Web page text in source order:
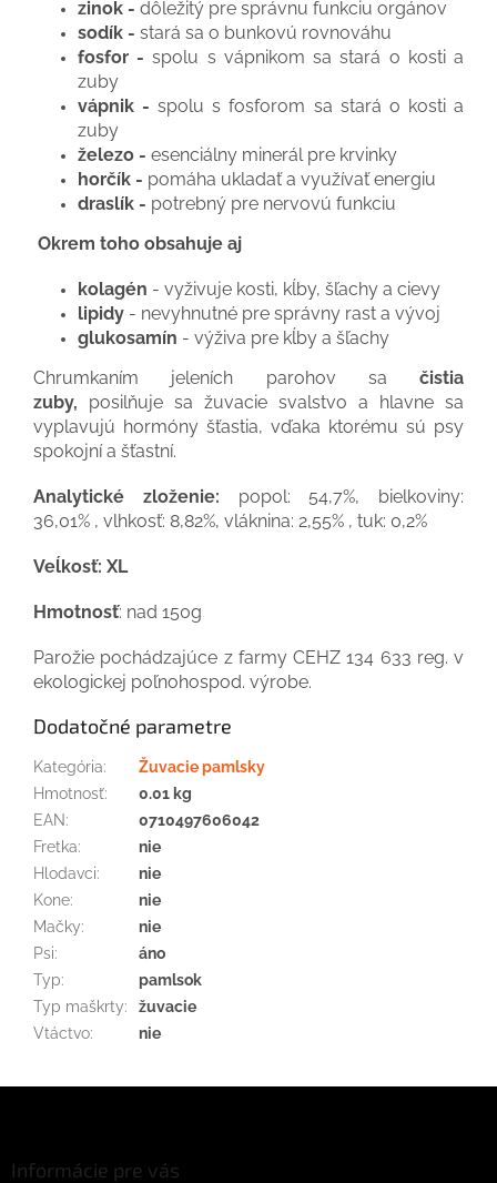
zinok - dôležitý pre správnu funkciu orgánov
sodík - stará sa o bunkovú rovnováhu
fosfor -spolu s vápnikom sa stará o kosti a
zuby
vápnik -spolu s fosforom sa stará o kosti a
zuby
železo - esenciálny minerál pre krvinky
horčík - pomáha ukladať a využívať energiu
draslík - potrebný pre nervovú funkciu
Okrem toho obsahuje aj
kolagén - vyživuje kosti, kĺby, šľachy a cievy
lipidy - nevyhnutné pre správny rast a vývoj
glukosamín - výživa pre kĺby a šľachy
Chrumkaním jeleních parohov sa čistia
zuby, posilňuje sa žuvacie svalstvo a hlavne sa
vyplavujú hormóny šťastia, vďaka ktorému sú psy
spokojní a šťastní.
Analytické zloženie: popol: 54,7%, bielkoviny:
36,01% , vlhkosť: 8,82%, vláknina: 2,55% , tuk: 0,2%
Veĺkosť: XL
Hmotnosť: nad 150g
Parožie pochádzajúce z farmy CEHZ 134 633 reg. v
ekologickej poľnohospod. výrobe.
Dodatočné parametre
Kategória:
Žuvacie pamlsky
Hmotnosť:
0.01 kg
EAN:
0710497606042
Fretka:
nie
Hlodavci:
nie
Kone:
nie
Mačky:
nie
Psi:
áno
Typ:
pamlsok
Typ maškrty:
žuvacie
Vtáctvo: nie
Informácie pre vás